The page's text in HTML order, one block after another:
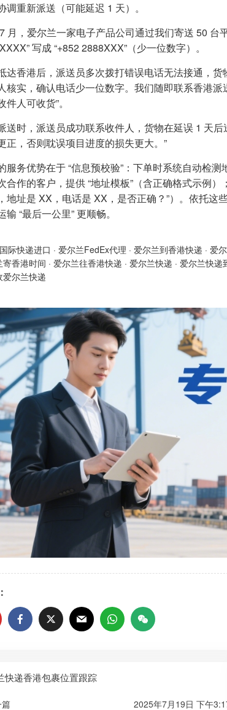
调重新派送（可能延迟 1 天）。
月，爱尔兰一家电子产品公司通过我们寄送 50
写成 “+852 2888XXX”（少一位数字）。
达香港后，派送员多次拨打错误电话无法接通，
核实，确认电话少一位数字。我们随即联系香港
件人可收货”。
送时，派送员成功联系收件人，货物在延误 1 天
正，否则耽误项目进度的损失更大。”
服务优势在于 “信息预校验”：下单时系统自动检
合作的客户，提供 “地址模板”（含正确格式示例
地址是 XX，电话是 XX，是否正确？”）。依托
输 “最后一公里” 更顺畅。
国际快递进口 · 爱尔兰FedEx代理 · 爱尔兰到香港快递 · 爱
寄香港时间 · 爱尔兰往香港快递 · 爱尔兰快递 · 爱尔兰快递
爱尔兰快递
快递香港包裹位置跟踪
2025年7月19日 下午